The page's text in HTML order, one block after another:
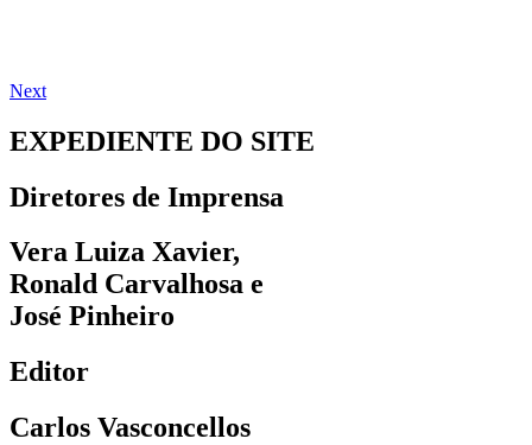
Next
EXPEDIENTE DO SITE
Diretores de Imprensa
Vera Luiza Xavier,
Ronald Carvalhosa e
José Pinheiro
Editor
Carlos Vasconcellos